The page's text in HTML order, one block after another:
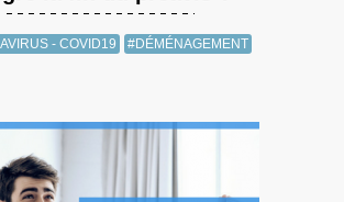
- COVID19 #DÉMÉNAGEMENT